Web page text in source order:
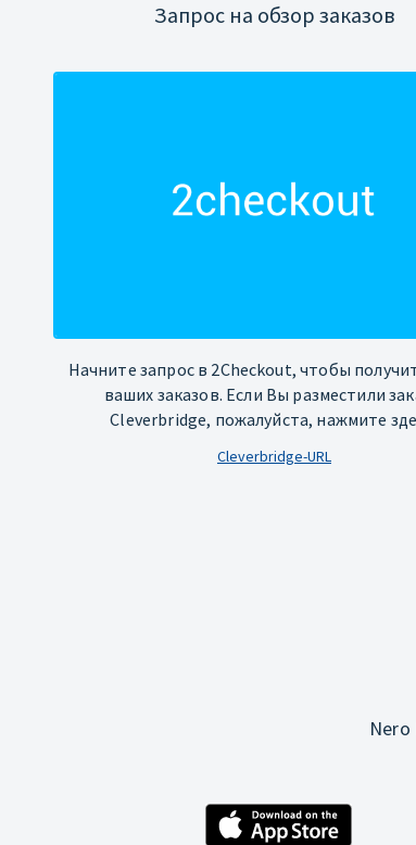
Запрос на обзор заказов
Начните запрос в 2Checkout, чтобы
ваших заказов. Если Вы разместили
Cleverbridge, пожалуйста, нажмите
Cleverbridge-URL